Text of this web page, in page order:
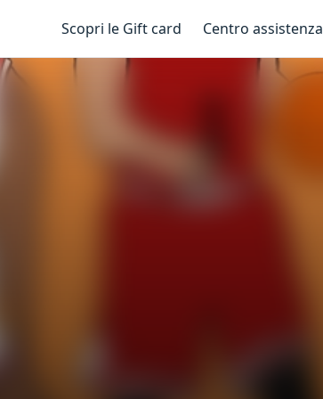
Scopri le Gift card Centro assistenza